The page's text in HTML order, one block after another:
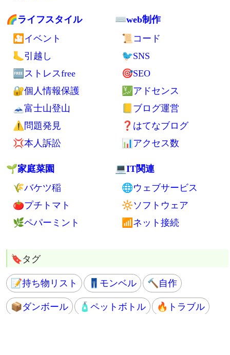
🌈ライフスタイル
🎦イベント
🦶引越し
🆓ストレスfree
🔐個人情報保護
🗻富士山登山
⚠問題発見
💢本人訴訟
🌱家庭菜園
🌾バケツ稲
🍅プチトマト
🌿ペパーミント
⌨web制作
📜コード
🐦SNS
🎯SEO
💹アドセンス
📒ブログ運営
❓はてなブログ
📊アクセス数
💻IT関連
🌐ウェブサービス
🔆ソフトウェア
📶ネット接続
📝持ち物リスト 👖モンベル 🔨自作
📦ダンボール 🧴ペットボトル 🔥トラブル